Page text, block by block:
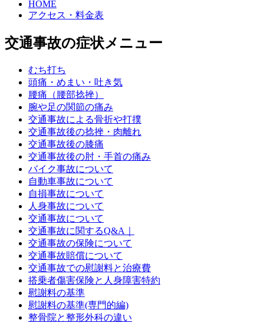
HOME
アクセス・料金表
交通事故の症状メニュー
むち打ち
頭痛・めまい・吐き気
腰痛（腰部捻挫）
腕や足の関節の痛み
交通事故による骨折や打撲
交通事故後の捻挫・肉離れ
交通事故後の膝痛
交通事故後の肘・手首の痛み
バイク事故について
自動車事故について
自損事故について
人身事故について
交通事故について
交通事故に関するQ&A｜
交通事故の保険について
交通事故賠償について
交通事故での慰謝料と治療費
搭乗者傷害保険と人身障害特約
慰謝料の基準
慰謝料の基準(専門的編)
整骨院と整形外科の違い